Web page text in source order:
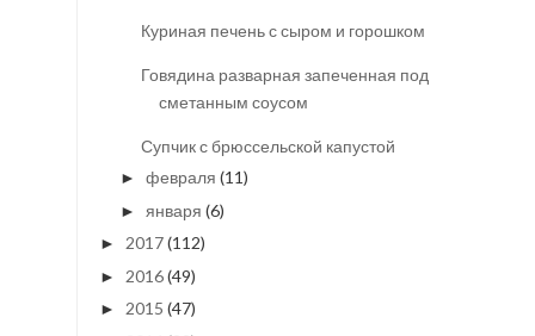
Куриная печень с сыром и горошком
Говядина разварная запеченная под
сметанным соусом
Супчик с брюссельской капустой
► февраля (11)
► января (6)
► 2017(112)
► 2016(49)
► 2015 (47)